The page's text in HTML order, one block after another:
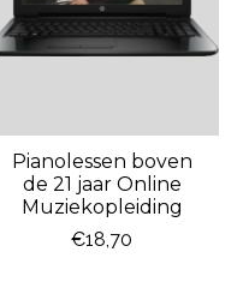
Pianolessen boven
de 21 jaar Online
Muziekopleiding
€18,70